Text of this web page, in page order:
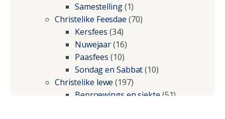
Samestelling(1)
Christelike Feesdae (70)
Kersfees (34)
Nuwejaar(16)
Paasfees (10)
Sondag en Sabbat(10)
Christelike lewe (197)
Beproewings en siekte(51)